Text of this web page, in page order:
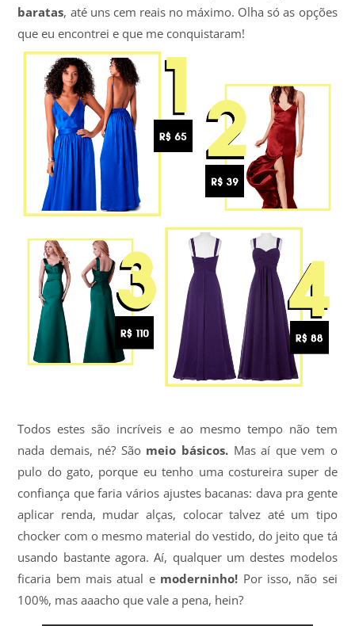
baratas, até uns cem reais no máximo. Olha só as opções
que eu encontrei e que me conquistaram!
Todos estes são incríveis e ao mesmo tempo não tem
nada demais, né? São meio básicos. Mas aí que vem o
pulo do gato, porque eu tenho uma costureira super de
confiança que faria vários ajustes bacanas: dava pra gente
aplicar renda, mudar alças, colocar talvez até um tipo
chocker com o mesmo material do vestido, do jeito que tá
usando bastante agora. Aí, qualquer um destes modelos
ficaria bem mais atual e moderninho! Por isso, não sei
100%, mas aaacho que vale a pena, hein?